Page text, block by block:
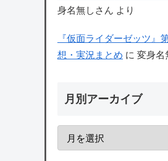
身名無しさん より
『仮面ライダーゼッツ』
想・実況まとめ に 変身名
月別アーカイブ